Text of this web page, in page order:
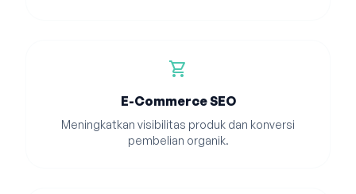
shopping_cart
E-Commerce SEO
Meningkatkan visibilitas produk dan konversi
pembelian organik.